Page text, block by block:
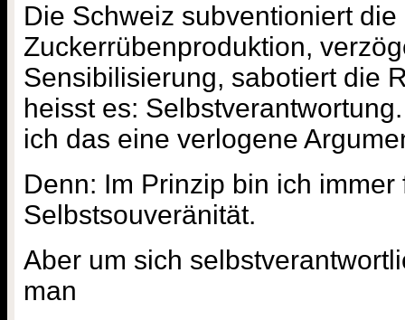
Die Schweiz subventioniert die
Zuckerrübenproduktion,
Sensibilisierung, sabotiert die
heisst es:
ich das eine verlogene
Denn: Im Prinzip bin ich immer
Selbstsouveränität.
Aber um sich
man